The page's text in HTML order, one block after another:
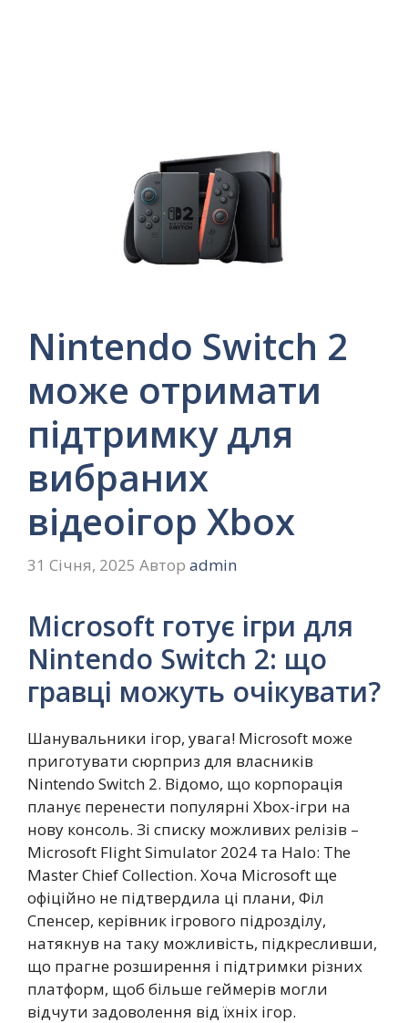
Nintendo Switch 2
може отримати
підтримку для
вибраних
відеоігор Xbox
31 Січня, 2025 Автор admin
Microsoft готує ігри для
Nintendo Switch 2: що
гравці можуть очікувати?
Шанувальники ігор, увага! Microsoft може
приготувати сюрприз для власників
Nintendo Switch 2. Відомо, що корпорація
планує перенести популярні Xbox-ігри на
нову консоль. Зі списку можливих релізів –
Microsoft Flight Simulator 2024 та Halo: The
Master Chief Collection. Хоча Microsoft ще
офіційно не підтвердила ці плани, Філ
Спенсер, керівник ігрового підрозділу,
натякнув на таку можливість, підкресливши,
що прагне розширення і підтримки різних
платформ, щоб більше геймерів могли
відчути задоволення від їхніх ігор.